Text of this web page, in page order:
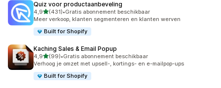
Quiz voor productaanbeveling
4,9van 5 sterren
(431)
431 recensies in totaal
•Gratis abonnement beschikbaar
Meer verkoop, klanten segmenteren en klanten werven
Built for Shopify
Kaching Sales & Email Popup
4,9van 5 sterren
(99)
99 recensies in totaal
•Gratis abonnement beschikbaar
Verhoog je omzet met upsell-, kortings- en e-mailpop-ups
Built for Shopify